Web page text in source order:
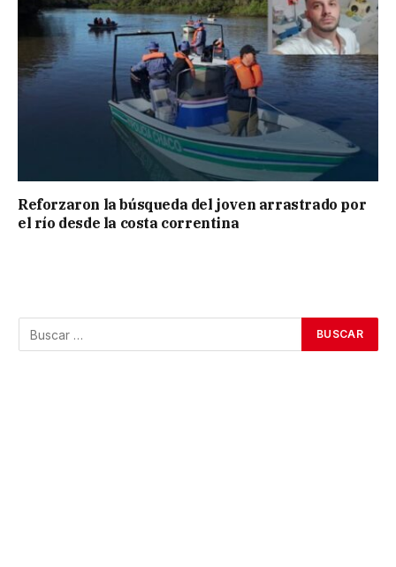
Reforzaron la búsqueda del joven arrastrado por
el río desde la costa correntina